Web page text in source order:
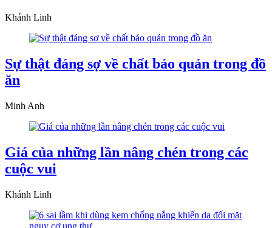
Khánh Linh
Sự thật đáng sợ về chất bảo quản trong đồ
ăn
Minh Anh
Giá của những lần nâng chén trong các
cuộc vui
Khánh Linh